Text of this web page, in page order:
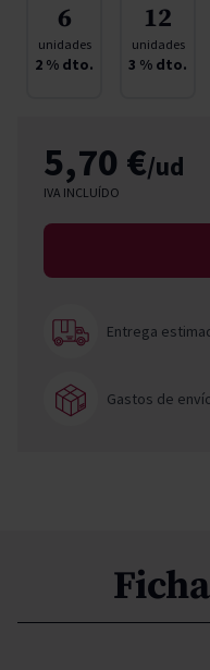
6
unidades
2 % dto.
12
unidades
3 % dto.
5,70 €/ud
IVA INCLUÍDO
Entrega
Gastos de